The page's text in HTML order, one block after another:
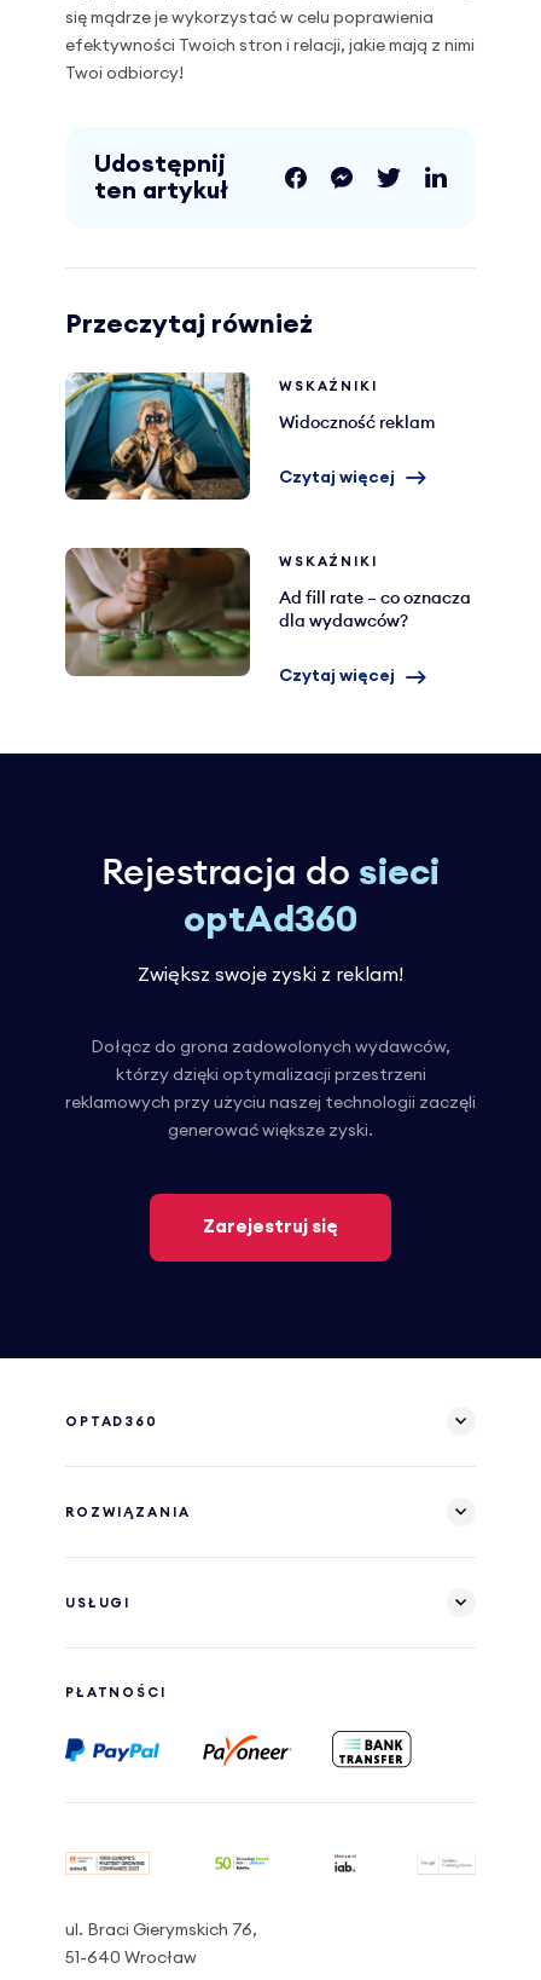
się mądrze je wykorzystać w celu poprawienia
efektywności Twoich stron i relacji, jakie mają z nimi
Twoi odbiorcy!
Udostępnij
ten artykuł
Przeczytaj również
WSKAŹNIKI
Widoczność reklam
Czytaj więcej
WSKAŹNIKI
Ad fill rate – co oznacza
dla wydawców?
Czytaj więcej
Rejestracja do sieci
optAd360
Zwiększ swoje zyski z reklam!
Dołącz do grona zadowolonych wydawców,
którzy dzięki optymalizacji przestrzeni
reklamowych przy użyciu naszej technologii zaczęli
generować większe zyski.
Zarejestruj się
OPTAD360
ROZWIĄZANIA
USŁUGI
PŁATNOŚCI
ul. Braci Gierymskich 76,
51-640 Wrocław